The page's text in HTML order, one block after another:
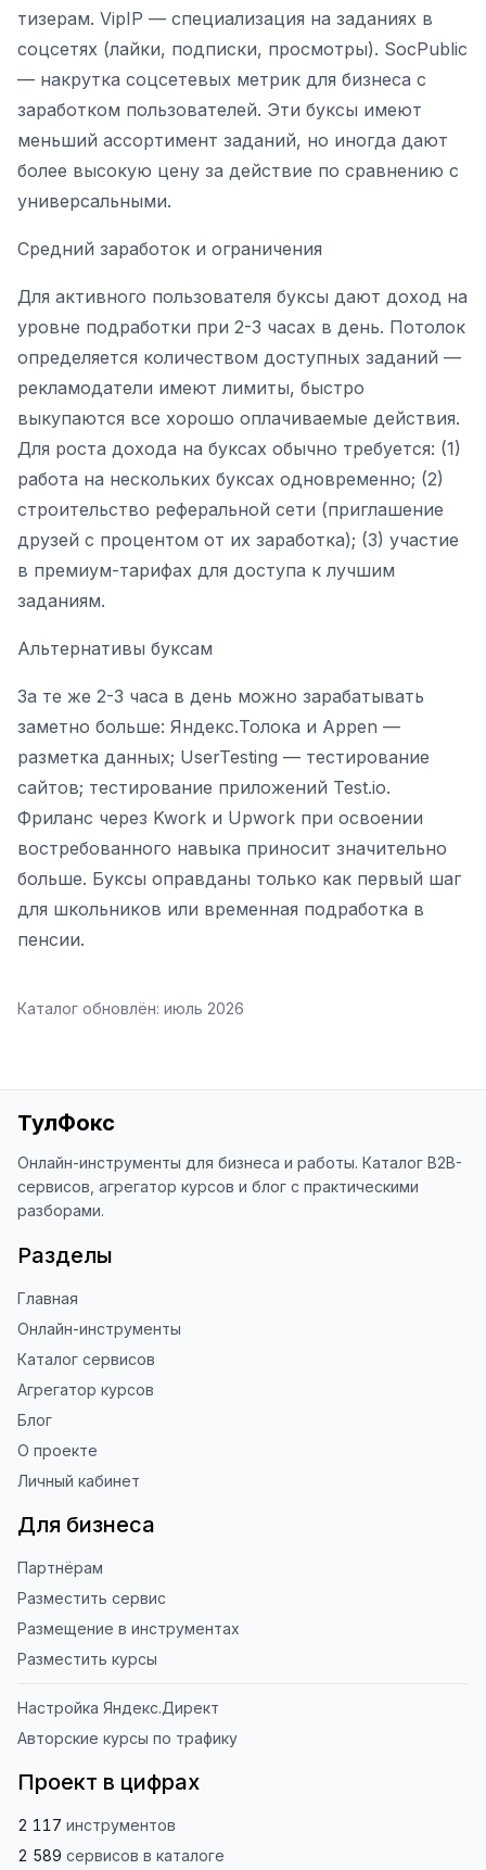
тизерам. VipIP — специализация на заданиях в
соцсетях (лайки, подписки, просмотры). SocPublic
— накрутка соцсетевых метрик для бизнеса с
заработком пользователей. Эти буксы имеют
меньший ассортимент заданий, но иногда дают
более высокую цену за действие по сравнению с
универсальными.
Средний заработок и ограничения
Для активного пользователя буксы дают доход на
уровне подработки при 2-3 часах в день. Потолок
определяется количеством доступных заданий —
рекламодатели имеют лимиты, быстро
выкупаются все хорошо оплачиваемые действия.
Для роста дохода на буксах обычно требуется: (1)
работа на нескольких буксах одновременно; (2)
строительство реферальной сети (приглашение
друзей с процентом от их заработка); (3) участие
в премиум-тарифах для доступа к лучшим
заданиям.
Альтернативы буксам
За те же 2-3 часа в день можно зарабатывать
заметно больше: Яндекс.Толока и Appen —
разметка данных; UserTesting — тестирование
сайтов; тестирование приложений Test.io.
Фриланс через Kwork и Upwork при освоении
востребованного навыка приносит значительно
больше. Буксы оправданы только как первый шаг
для школьников или временная подработка в
пенсии.
Каталог обновлён: июль 2026
ТулФокс
Онлайн-инструменты для бизнеса и работы. Каталог B2B-
сервисов, агрегатор курсов и блог с практическими
разборами.
Разделы
Главная
Онлайн-инструменты
Каталог сервисов
Агрегатор курсов
Блог
О проекте
Личный кабинет
Для бизнеса
Партнёрам
Разместить сервис
Размещение в инструментах
Разместить курсы
Настройка Яндекс.Директ
Авторские курсы по трафику
Проект в цифрах
2 117 инструментов
2 589 сервисов в каталоге